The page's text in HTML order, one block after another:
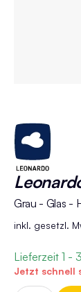
Grau - Glas -
inkl. gesetzl.
Lieferzeit 1 -
Jetzt schnell